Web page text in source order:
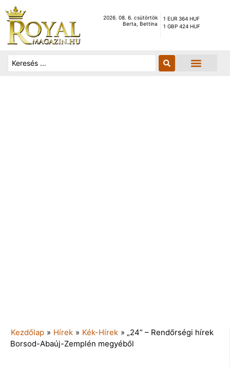
2026. 08. 6. csütörtök
Berta, Bettina
1 EUR 364 HUF
1 GBP 424 HUF
Kezdőlap » Hírek » Kék-Hírek » „24” – Rendőrségi hírek
Borsod-Abaúj-Zemplén megyéből